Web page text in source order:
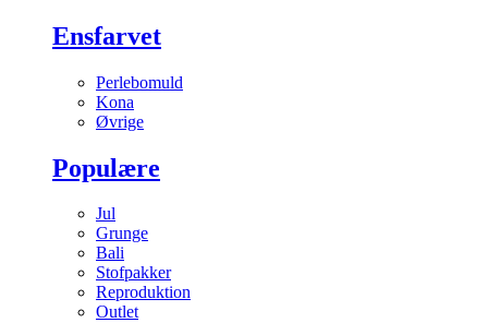
Ensfarvet
Perlebomuld
Kona
Øvrige
Populære
Jul
Grunge
Bali
Stofpakker
Reproduktion
Outlet